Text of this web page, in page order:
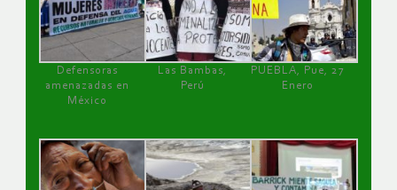
Defensoras
amenazadas en
México
Las Bambas,
Perú
PUEBLA, Pue, 27
Enero